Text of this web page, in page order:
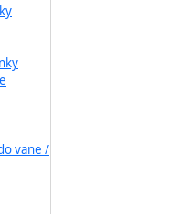
vane /